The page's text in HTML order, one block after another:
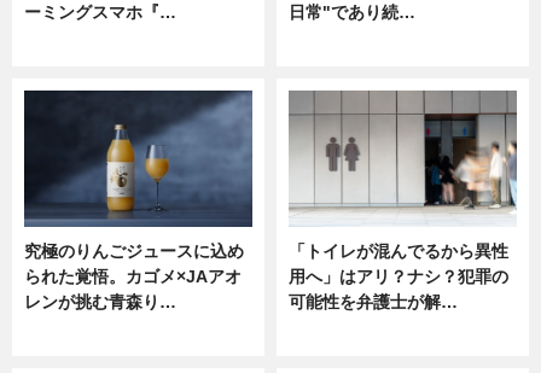
ーミングスマホ『…
日常"であり続…
究極のりんごジュースに込め
られた覚悟。カゴメ×JAアオ
レンが挑む青森り…
「トイレが混んでるから異性
用へ」はアリ？ナシ？犯罪の
可能性を弁護士が解…